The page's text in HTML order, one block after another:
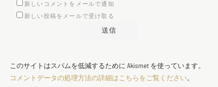
新しいコメントをメールで通知
新しい投稿をメールで受け取る
このサイトはスパムを低減するために Akismet を使っています。
コメントデータの処理方法の詳細はこちらをご覧ください。